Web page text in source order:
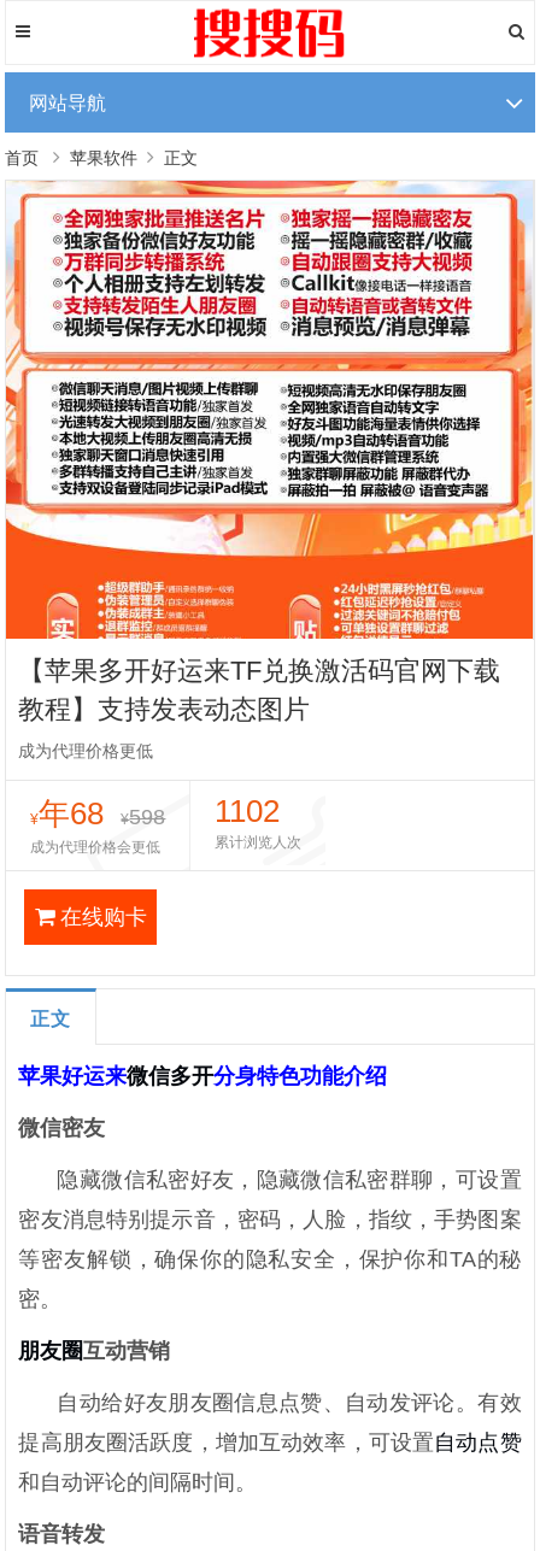
网站导航
首页 苹果软件 正文
【苹果多开好运来TF兑换激活码官网下载
教程】支持发表动态图片
成为代理价格更低
¥年68 ¥598
成为代理价格会更低
1102
累计浏览人次
在线购卡
正文
苹果好运来微信多开分身特色功能介绍
微信密友
隐藏微信私密好友，隐藏微信私密群聊，可设置
密友消息特别提示音，密码，人脸，指纹，手势图案
等密友解锁，确保你的隐私安全，保护你和TA的秘
密。
朋友圈互动营销
自动给好友朋友圈信息点赞、自动发评论。有效
提高朋友圈活跃度，增加互动效率，可设置自动点赞
和自动评论的间隔时间。
语音转发